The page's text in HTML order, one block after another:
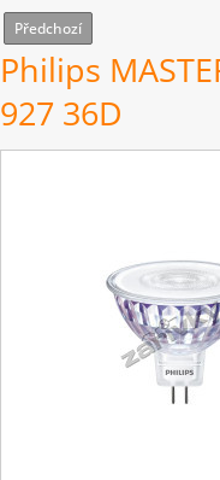
Předchozí
Philips
927 36D